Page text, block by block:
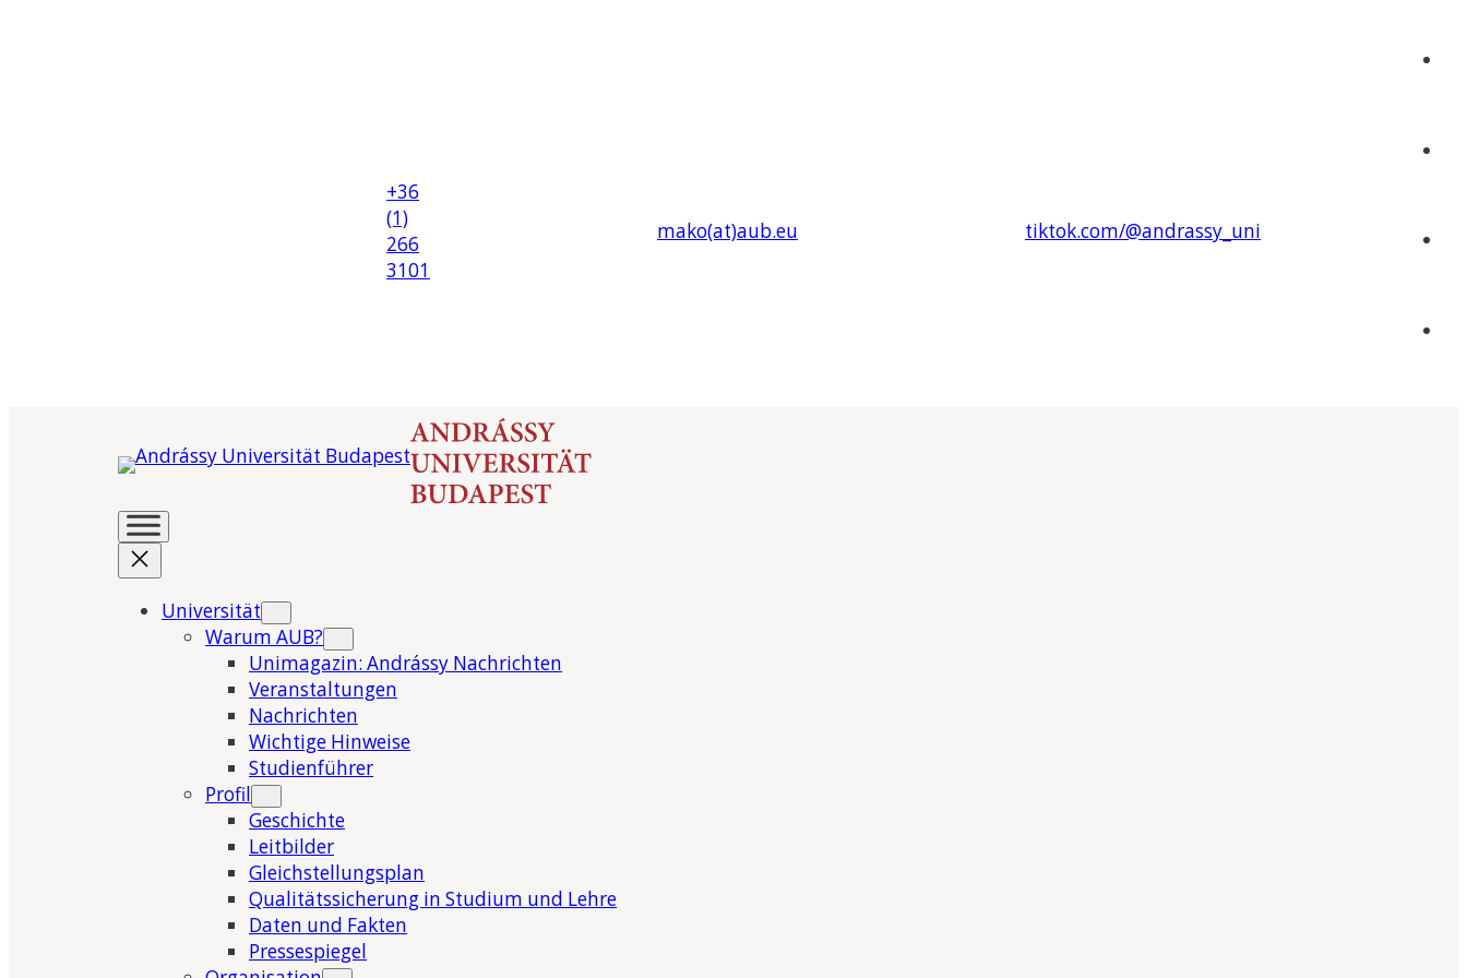
+36
(1)
266
3101
mako(at)aub.eu tiktok.com/@andrassy_uni
Universität
Warum AUB?
Unimagazin: Andrássy Nachrichten
Veranstaltungen
Nachrichten
Wichtige Hinweise
Studienführer
Profil
Geschichte
Leitbilder
Gleichstellungsplan
Qualitätssicherung in Studium und Lehre
Daten und Fakten
Pressespiegel